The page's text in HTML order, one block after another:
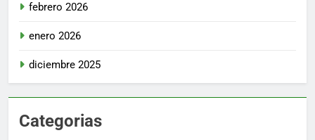
febrero 2026
enero 2026
diciembre 2025
Categorias